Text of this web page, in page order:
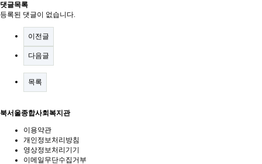
댓글목록
등록된 댓글이 없습니다.
이전글
다음글
목록
북서울종합사회복지관
이용약관
개인정보처리방침
영상정보처리기기
이메일무단수집거부